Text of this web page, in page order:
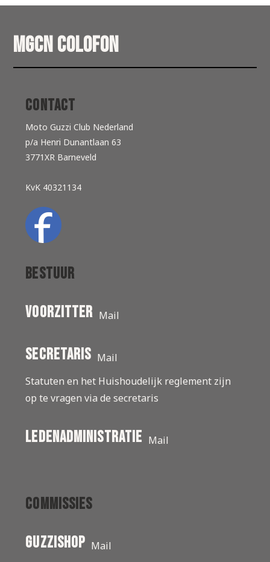
MGCN Colofon
Contact
Moto Guzzi Club Nederland
p/a Henri Dunantlaan 63
3771XR Barneveld
KvK 40321134
Bestuur
Voorzitter Mail
secretaris Mail
Statuten en het Huishoudelijk reglement zijn
op te vragen via de secretaris
ledenadministratie Mail
Commissies
Guzzishop Mail